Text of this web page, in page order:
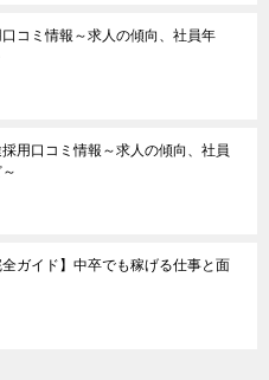
コミ情報～求人の傾向、社員年
用口コミ情報～求人の傾向、社員
全ガイド】中卒でも稼げる仕事と面